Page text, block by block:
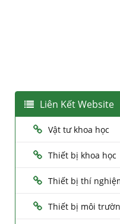
Liên Kết Website
Vật tư khoa học
Thiết bị khoa học
Thiết bị thí
Thiết bị môi